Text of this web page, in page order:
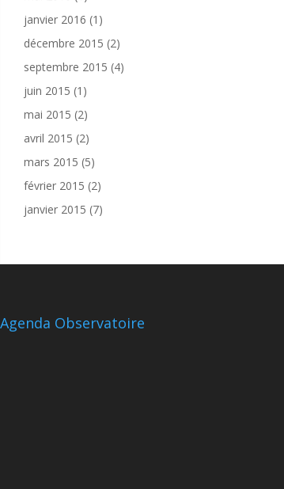
janvier 2016 (1)
décembre 2015 (2)
septembre 2015 (4)
juin 2015 (1)
mai 2015 (2)
avril 2015 (2)
mars 2015 (5)
février 2015 (2)
janvier 2015 (7)
Agenda Observatoire